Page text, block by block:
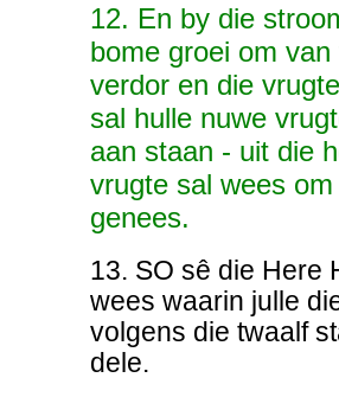
12. En by die
bome groei om
verdor en die
sal hulle nuwe
aan staan - uit die
vrugte sal wees
genees.
13. SO sê die Here
wees waarin julle
volgens die twaalf
dele.